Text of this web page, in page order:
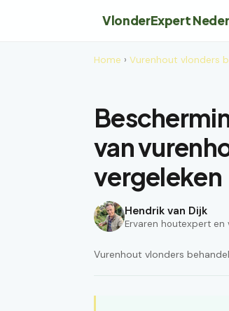
VlonderExpert
Home › Vurenhout vlonders
van
vergeleken
Hendrik van Dijk
Ervaren houtexpert
Vurenhout vlonders